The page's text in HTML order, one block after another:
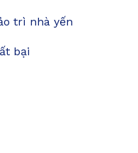
trì nhà yến
bại